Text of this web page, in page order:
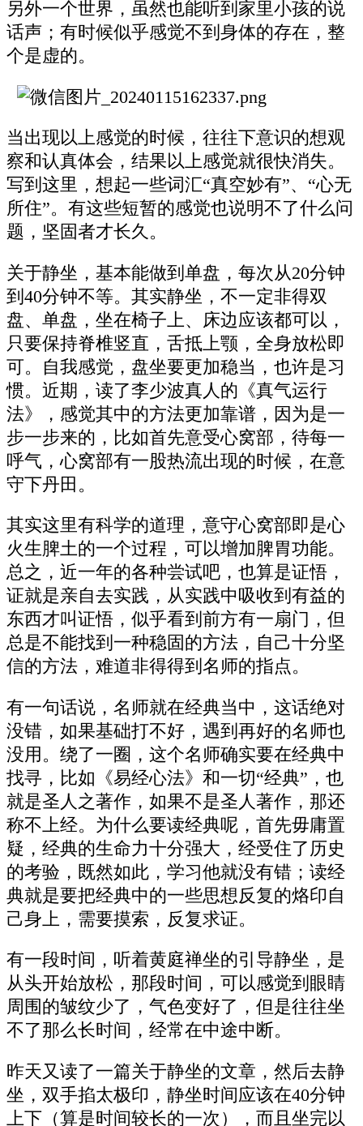
另外一个世界，虽然也能听到家里小孩的说
话声；有时候似乎感觉不到身体的存在，整
个是虚的。
当出现以上感觉的时候，往往下意识的想观
察和认真体会，结果以上感觉就很快消失。
写到这里，想起一些词汇“真空妙有”、“心无
所住”。有这些短暂的感觉也说明不了什么问
题，坚固者才长久。
关于静坐，基本能做到单盘，每次从20分钟
到40分钟不等。其实静坐，不一定非得双
盘、单盘，坐在椅子上、床边应该都可以，
只要保持脊椎竖直，舌抵上颚，全身放松即
可。自我感觉，盘坐要更加稳当，也许是习
惯。近期，读了李少波真人的《真气运行
法》，感觉其中的方法更加靠谱，因为是一
步一步来的，比如首先意受心窝部，待每一
呼气，心窝部有一股热流出现的时候，在意
守下丹田。
其实这里有科学的道理，意守心窝部即是心
火生脾土的一个过程，可以增加脾胃功能。
总之，近一年的各种尝试吧，也算是证悟，
证就是亲自去实践，从实践中吸收到有益的
东西才叫证悟，似乎看到前方有一扇门，但
总是不能找到一种稳固的方法，自己十分坚
信的方法，难道非得得到名师的指点。
有一句话说，名师就在经典当中，这话绝对
没错，如果基础打不好，遇到再好的名师也
没用。绕了一圈，这个名师确实要在经典中
找寻，比如《易经心法》和一切“经典”，也
就是圣人之著作，如果不是圣人著作，那还
称不上经。为什么要读经典呢，首先毋庸置
疑，经典的生命力十分强大，经受住了历史
的考验，既然如此，学习他就没有错；读经
典就是要把经典中的一些思想反复的烙印自
己身上，需要摸索，反复求证。
有一段时间，听着黄庭禅坐的引导静坐，是
从头开始放松，那段时间，可以感觉到眼睛
周围的皱纹少了，气色变好了，但是往往坐
不了那么长时间，经常在中途中断。
昨天又读了一篇关于静坐的文章，然后去静
坐，双手掐太极印，静坐时间应该在40分钟
上下（算是时间较长的一次），而且坐完以